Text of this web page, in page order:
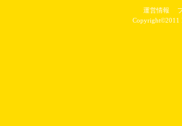
運営情報
Copyright©2011